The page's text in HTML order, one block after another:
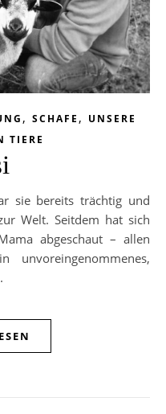
, SCHAFE , UNSERE
TIERE
Welt. Seitdem hat sich
abgeschaut – allen